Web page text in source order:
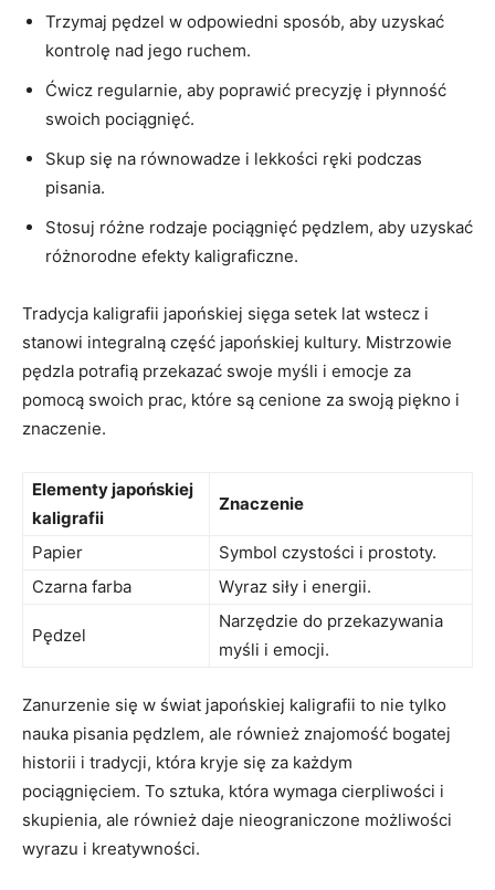
Trzymaj pędzel w odpowiedni sposób, aby uzyskać ​
kontrolę ⁢nad jego ruchem.
Ćwicz ​regularnie, aby poprawić precyzję i płynność
swoich pociągnięć.
Skup się na równowadze i lekkości ręki podczas
pisania.
Stosuj różne⁣ rodzaje pociągnięć pędzlem, aby⁢ uzyskać
różnorodne​ efekty kaligraficzne.
Tradycja kaligrafii japońskiej sięga setek ⁢lat ⁤wstecz i
stanowi integralną część japońskiej kultury. Mistrzowie
pędzla potrafią przekazać swoje ​myśli i emocje za‍
pomocą swoich ​prac, które‍ są cenione za swoją⁣ piękno⁤ i
znaczenie.
Elementy japońskiej
‍kaligrafii
Znaczenie
Papier
Symbol czystości i prostoty.
Czarna farba
Wyraz siły ​i energii.
Pędzel
Narzędzie ⁣do przekazywania
myśli i emocji.
Zanurzenie się w świat​ japońskiej kaligrafii to nie tylko
nauka pisania pędzlem, ale również znajomość bogatej​
historii‌ i tradycji, która kryje się za każdym
pociągnięciem. To sztuka, która wymaga⁢ cierpliwości i
⁤skupienia, ⁣ale również daje nieograniczone możliwości
wyrazu i kreatywności.